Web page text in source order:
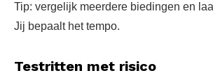
Tip: vergelijk meerdere biedingen en
Jij bepaalt het tempo.
Testritten met risico